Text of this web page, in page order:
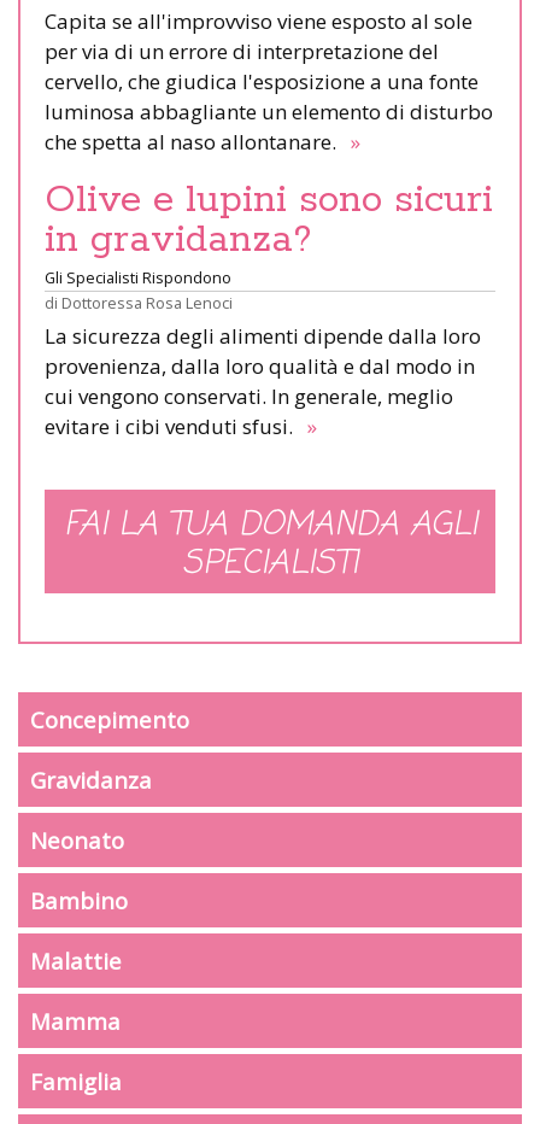
Capita se all'improvviso viene esposto al sole
per via di un errore di interpretazione del
cervello, che giudica l'esposizione a una fonte
luminosa abbagliante un elemento di disturbo
che spetta al naso allontanare. »
Olive e lupini sono sicuri
in gravidanza?
Gli Specialisti Rispondono
di Dottoressa Rosa Lenoci
La sicurezza degli alimenti dipende dalla loro
provenienza, dalla loro qualità e dal modo in
cui vengono conservati. In generale, meglio
evitare i cibi venduti sfusi. »
FAI LA TUA DOMANDA AGLI
SPECIALISTI
Concepimento
Gravidanza
Neonato
Bambino
Malattie
Mamma
Famiglia